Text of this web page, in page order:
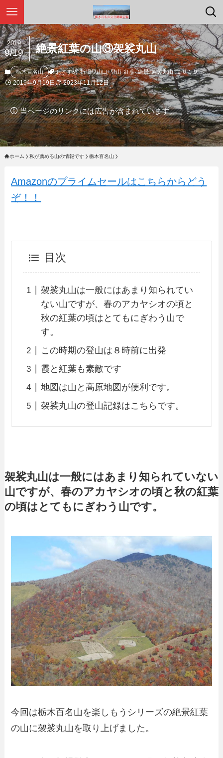
絶景紅葉の山③袈裟丸山
2019
9/19
栃木百名山 おすすめ 折場登山口 登山 紅葉 絶景 袈裟丸山 ２０１９
2019年9月19日 2023年11月12日
当ページのリンクには広告が含まれています。
ホーム 私が薦める山の情報です 栃木百名山
Amazonのプライムセールはこちらからどう
ぞ！！
目次
袈裟丸山は一般にはあまり知られてい
ない山ですが、春のアカヤシオの頃と
秋の紅葉の頃はとてもにぎわう山で
す。
この時期の登山は８時前に出発
霞と紅葉も素敵です
地図は山と高原地図が便利です。
袈裟丸山の登山記録はこちらです。
袈裟丸山は一般にはあまり知られていない
山ですが、春のアカヤシオの頃と秋の紅葉
の頃はとてもにぎわう山です。
今回は栃木百名山を楽しもうシリーズの絶景紅葉
の山に袈裟丸山を取り上げました。